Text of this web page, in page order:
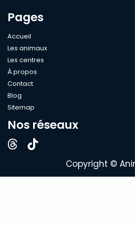
Pages
Accueil
Les animaux
Les centres
À propos
Contact
Blog
Sitemap
Nos réseaux
Copyright ©